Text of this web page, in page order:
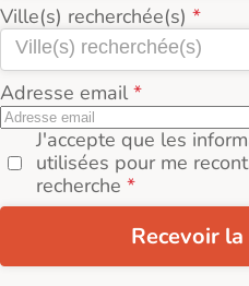
Ville(s) recherchée(s)
Adresse email
J'accepte que les
utilisées pour me
recherche
Recevoir